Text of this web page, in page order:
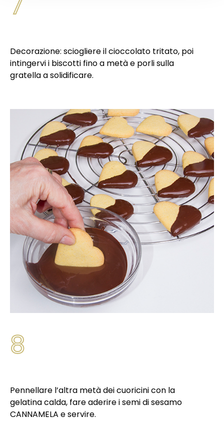
Decorazione: sciogliere il cioccolato tritato, poi
intingervi i biscotti fino a metà e porli sulla
gratella a solidificare.
8
Pennellare l’altra metà dei cuoricini con la
gelatina calda, fare aderire i semi di sesamo
CANNAMELA e servire.